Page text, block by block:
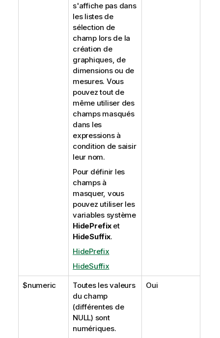
s'affiche pas dans
les listes de
sélection de
champ lors de la
création de
graphiques, de
dimensions ou de
mesures. Vous
pouvez tout de
même utiliser des
champs masqués
dans les
expressions à
condition de saisir
leur nom.
Pour définir les
champs à
masquer, vous
pouvez utiliser les
variables système
HidePrefixet
HideSuffix.
HidePrefix
HideSuffix
$numeric
Toutes les valeurs
du champ
(différentes de
NULL) sont
numériques.
Oui